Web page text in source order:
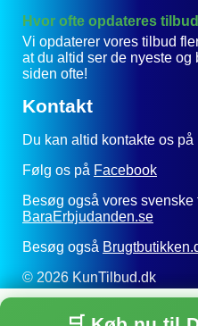
Hvor ofte opdateres
Vi opdaterer vores tilbud
at du altid ser de nyeste
siden ofte!
Kontakt
Du kan altid kontakte os
Følg os på Facebook
Besøg også vores svenske
BaraErbjudanden.se
Besøg også
© 2026 KunTilbud.dk